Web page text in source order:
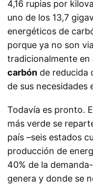
4,16 rupias por
uno de los 13,7
energéticos de
porque ya no son
tradicionalmente en
carbón de reducida
de sus necesidades
Todavía es pronto.
más verde se
país –seis estados
producción de
40% de la
genera y donde se